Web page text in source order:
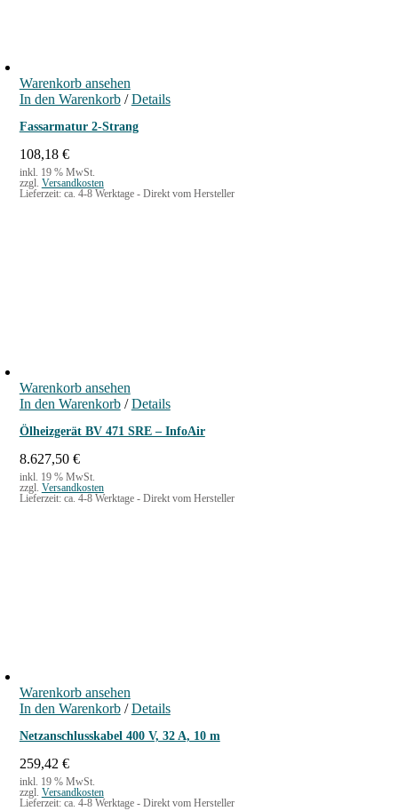
Warenkorb ansehen
In den Warenkorb / Details
Fassarmatur 2-Strang
108,18 €
inkl. 19 % MwSt.
zzgl. Versandkosten
Lieferzeit: ca. 4-8 Werktage - Direkt vom Hersteller
Warenkorb ansehen
In den Warenkorb / Details
Ölheizgerät BV 471 SRE – InfoAir
8.627,50 €
inkl. 19 % MwSt.
zzgl. Versandkosten
Lieferzeit: ca. 4-8 Werktage - Direkt vom Hersteller
Warenkorb ansehen
In den Warenkorb / Details
Netzanschlusskabel 400 V, 32 A, 10 m
259,42 €
inkl. 19 % MwSt.
zzgl. Versandkosten
Lieferzeit: ca. 4-8 Werktage - Direkt vom Hersteller